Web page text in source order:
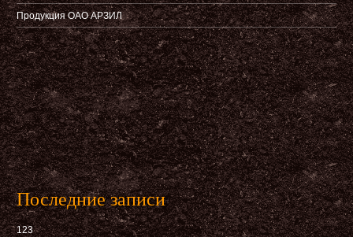
Продукция ОАО АРЗИЛ
Последние записи
123